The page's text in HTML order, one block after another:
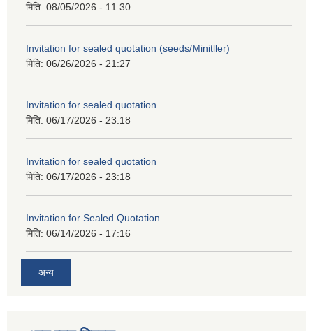
मिति: 08/05/2026 - 11:30
Invitation for sealed quotation (seeds/Minitller)
मिति: 06/26/2026 - 21:27
Invitation for sealed quotation
मिति: 06/17/2026 - 23:18
Invitation for sealed quotation
मिति: 06/17/2026 - 23:18
Invitation for Sealed Quotation
मिति: 06/14/2026 - 17:16
अन्य